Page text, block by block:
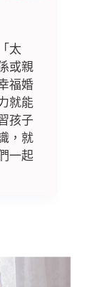
太
或親
福婚
就能
孩子
，就
一起